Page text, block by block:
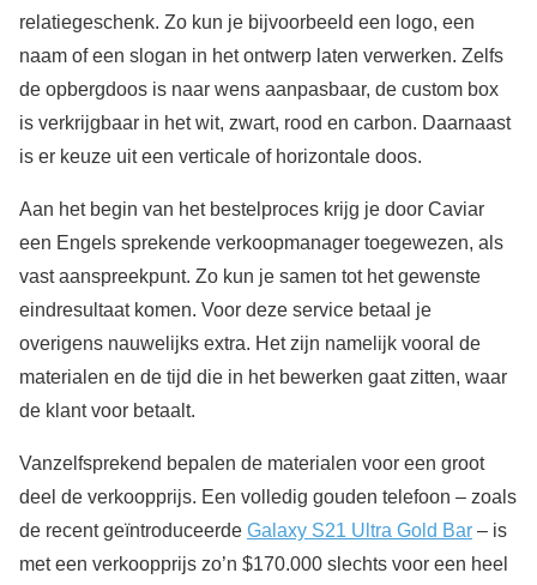
relatiegeschenk. Zo kun je bijvoorbeeld een logo, een
naam of een slogan in het ontwerp laten verwerken. Zelfs
de opbergdoos is naar wens aanpasbaar, de custom box
is verkrijgbaar in het wit, zwart, rood en carbon. Daarnaast
is er keuze uit een verticale of horizontale doos.
Aan het begin van het bestelproces krijg je door Caviar
een Engels sprekende verkoopmanager toegewezen, als
vast aanspreekpunt. Zo kun je samen tot het gewenste
eindresultaat komen. Voor deze service betaal je
overigens nauwelijks extra. Het zijn namelijk vooral de
materialen en de tijd die in het bewerken gaat zitten, waar
de klant voor betaalt.
Vanzelfsprekend bepalen de materialen voor een groot
deel de verkoopprijs. Een volledig gouden telefoon – zoals
de recent geïntroduceerde Galaxy S21 Ultra Gold Bar – is
met een verkoopprijs zo’n $170.000 slechts voor een heel